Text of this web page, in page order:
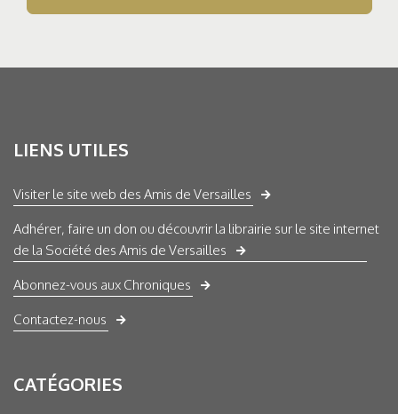
LIENS UTILES
Visiter le site web des Amis de Versailles
Adhérer, faire un don ou découvrir la librairie sur le site internet
de la Société des Amis de Versailles
Abonnez-vous aux Chroniques
Contactez-nous
CATÉGORIES